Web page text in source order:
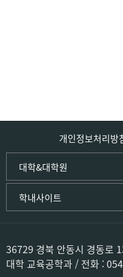
개인정보처리방
대학&대학원
인문사회·IT대학
인문·문화학부
국어국문학전공
중국어문·문화학전공
한자문화콘텐츠학전공
미디어문화커뮤니케이션학
사학전공
학내사이트
국립경국대학교
(재)국립경국대학교발전기금
공용S/W관리시스템
공자학원
공학교육인증시스템
36729 경북 안동시 경동로
대학 교육공학과 / 전화 :